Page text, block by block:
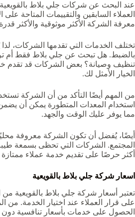
عند البحث عن شركات جلي بلاط
العملاء السابقين والتقييمات المتاحة
معرفة الشركة الأكثر موثوقية والأكثر
تختلف الخدمات التي تقدمها الشركات، لذا
بالضبط. هل تبحث عن جلي بلاط فقط أم
تنظيف وصيانة؟ بعض الشركات قد تقدم
الخيار الأمثل لك.
من المهم أيضًا التأكد من أن الشركة
استخدام المعدات المتطورة يمكن أن
مما يوفر عليك الوقت والجهد.
أيضًا، يُفضل أن تكون الشركة معروفة
المجتمع. الشركات التي تحظى بسمعة
أكثر حرصًا على تقديم خدمة عملاء ممتازة
اسعار شركة جلي بلاط بالقويعية‏
تعتبر أسعار شركة جلي بلاط بالقويعية‏ من
على قرار العملاء عند اختيار الخدمة. من
الحصول على خدمات بأسعار تنافسية دون